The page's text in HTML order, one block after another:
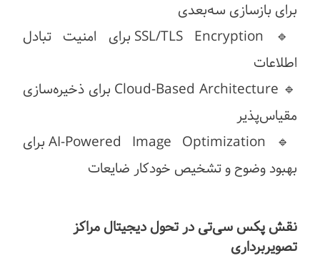
برای بازسازی سه‌بعدی
🔹 SSL/TLS Encryption برای امنیت تبادل
اطلاعات
🔹 Cloud-Based Architecture برای ذخیره‌سازی
مقیاس‌پذیر
🔹 AI-Powered Image Optimization برای
بهبود وضوح و تشخیص خودکار ضایعات
نقش پکس سی‌تی در تحول دیجیتال مراکز
تصویربرداری